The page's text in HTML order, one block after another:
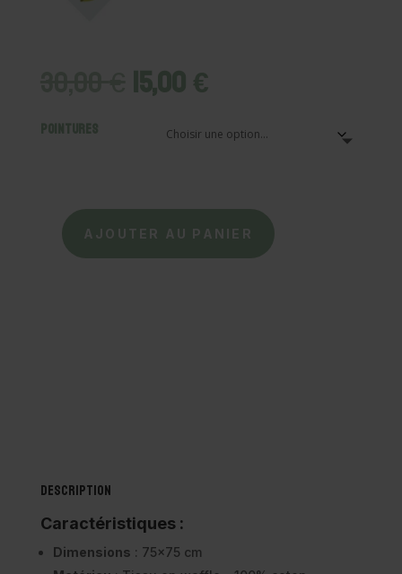
Le
prixinitial
était :
15,00€
actuel
est :
Pointures
quantitéAJOUTER AU PANIER
Description
Caractéristiques :
Dimensions : 75×75 cm